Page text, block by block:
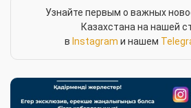
Узнайте первым о важных
Казахстана на нашей
в Instagram и нашем